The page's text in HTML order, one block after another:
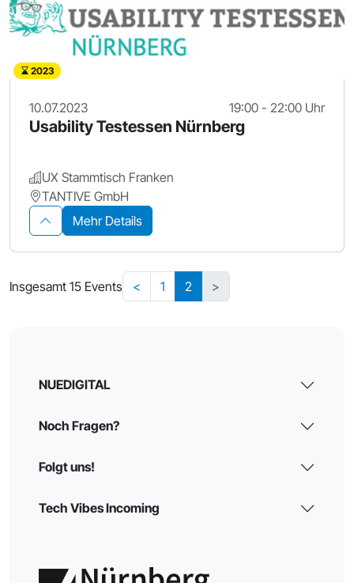
2023
10.07.2023 19:00 - 22:00 Uhr
Usability Testessen Nürnberg
UX Stammtisch Franken
TANTIVE GmbH
Mehr Details
Insgesamt 15 Events < 1 2 >
NUEDIGITAL
Noch Fragen?
Folgt uns!
Tech Vibes Incoming